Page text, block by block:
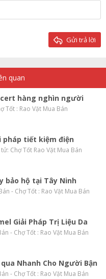
Gửi trả lời
quan
hàng nghìn người
Tốt : Rao Vặt Mua Bán
pháp tiết kiệm điện
Chợ Tốt Rao Vặt Mua Bán
bảo hộ tại Tây Ninh
- Chợ Tốt : Rao Vặt Mua Bán
Giải Pháp Trị Liệu Da
- Chợ Tốt : Rao Vặt Mua Bán
Nhanh Cho Người Bận
- Chợ Tốt : Rao Vặt Mua Bán